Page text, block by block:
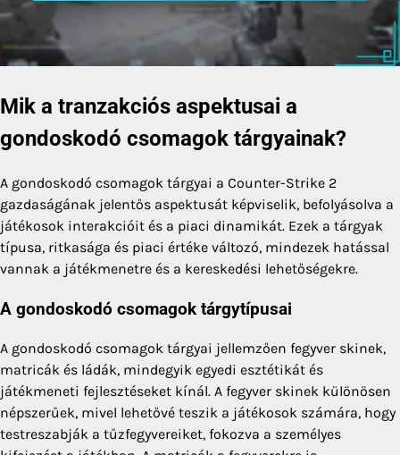
Mik a tranzakciós aspektusai a
gondoskodó csomagok tárgyainak?
A gondoskodó csomagok tárgyai a Counter-Strike 2
gazdaságának jelentős aspektusát képviselik, befolyásolva a
játékosok interakcióit és a piaci dinamikát. Ezek a tárgyak
típusa, ritkasága és piaci értéke változó, mindezek hatással
vannak a játékmenetre és a kereskedési lehetőségekre.
A gondoskodó csomagok tárgytípusai
A gondoskodó csomagok tárgyai jellemzően fegyver skinek,
matricák és ládák, mindegyik egyedi esztétikát és
játékmeneti fejlesztéseket kínál. A fegyver skinek különösen
népszerűek, mivel lehetővé teszik a játékosok számára, hogy
testreszabják a tűzfegyvereiket, fokozva a személyes